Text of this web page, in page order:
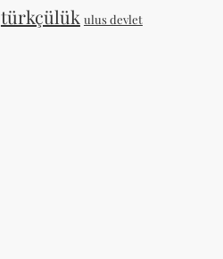
türkçülük ulus devlet